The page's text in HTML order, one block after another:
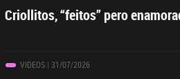
Criollitos, “feitos” pero
VIDEOS | 31/07/2026